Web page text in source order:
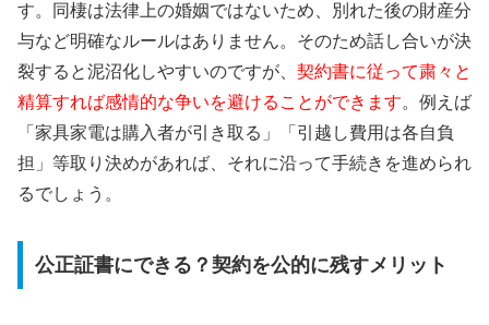
す。同棲は法律上の婚姻ではないため、別れた後の財産分
与など明確なルールはありません。そのため話し合いが決
裂すると泥沼化しやすいのですが、 契約書に従って粛々と
精算すれば感情的な争いを避けることができます。例えば
「家具家電は購入者が引き取る」「引越し費用は各自負
担」等取り決めがあれば、それに沿って手続きを進められ
るでしょう。
公正証書にできる？契約を公的に残すメリット